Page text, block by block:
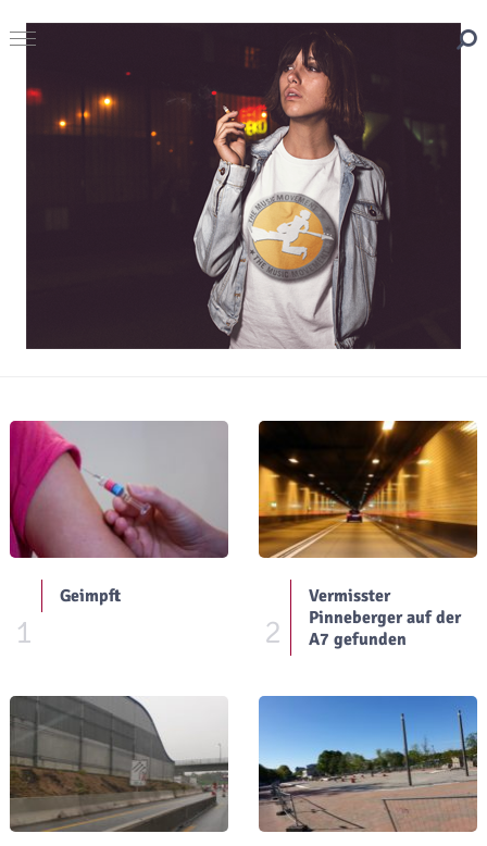
1
Geimpft
2
Vermisster
Pinneberger auf der
A7 gefunden